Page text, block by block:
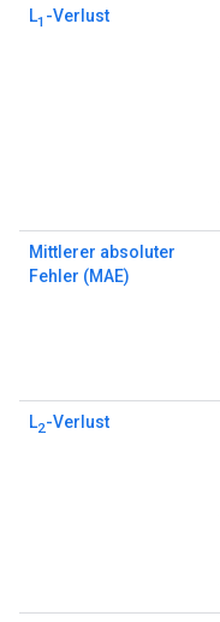
L1 -Verlust
Mittlerer absoluter
Fehler (MAE)
L2-Verlust